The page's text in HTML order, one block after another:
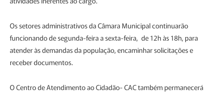
Os setores administrativos da Câmara Municipal continuarão
funcionando de segunda-feira a sexta-feira, de 12h às 18h, para
atender às demandas da população, encaminhar solicitações e
receber documentos.
O Centro de Atendimento ao Cidadão- CAC também permanecerá